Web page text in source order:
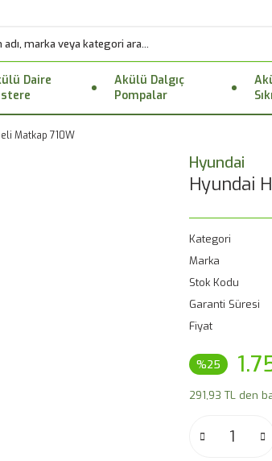
Daire
Akülü Dalgıç
Pompalar
Matkap 710W
Hyundai
Hyundai
Kategori
Marka
Stok Kodu
Garanti Süresi
Fiyat
%25
291,93 TL den